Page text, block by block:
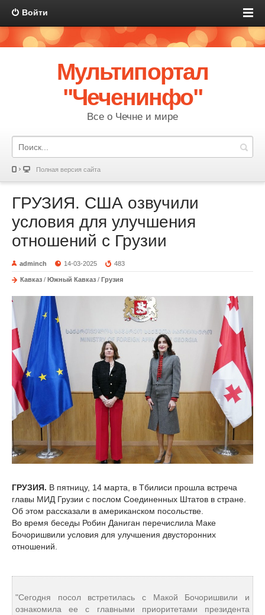
Войти
Мультипортал
"Чеченинфо"
Все о Чечне и мире
Полная версия сайта
ГРУЗИЯ. США озвучили
условия для улучшения
отношений с Грузии
adminch 14-03-2025 483
Кавказ / Южный Кавказ / Грузия
ГРУЗИЯ. В пятницу, 14 марта, в Тбилиси прошла встреча
главы МИД Грузии с послом Соединенных Штатов в стране.
Об этом рассказали в американском посольстве.
Во время беседы Робин Даниган перечислила Маке
Бочоришвили условия для улучшения двусторонних
отношений.
"Сегодня посол встретилась с Макой Бочоришвили и
ознакомила ее с главными приоритетами президента